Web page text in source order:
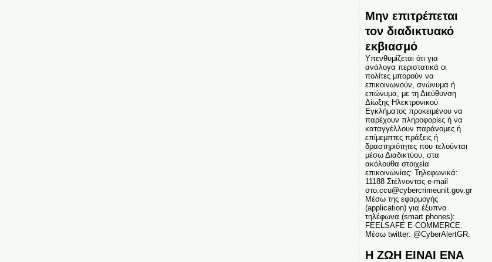
Μην επιτρέπεται
τον διαδικτυακό
εκβιασμό
Υπενθυμίζεται ότι για
ανάλογα περιστατικά οι
πολίτες μπορούν να
επικοινωνούν, ανώνυμα ή
επώνυμα, με τη Διεύθυνση
Δίωξης Ηλεκτρονικού
Εγκλήματος προκειμένου να
παρέχουν πληροφορίες ή να
καταγγέλλουν παράνομες ή
επίμεμπτες πράξεις ή
δραστηριότητες που τελούνται
μέσω Διαδικτύου, στα
ακόλουθα στοιχεία
επικοινωνίας: Τηλεφωνικά:
11188 Στέλνοντας e-mail
στο:ccu@cybercrimeunit.gov.gr
Μέσω της εφαρμογής
(application) για έξυπνα
τηλέφωνα (smart phones):
FEELSAFE E-COMMERCE.
Μέσω twitter: @CyberAlertGR.
Η ΖΩΗ ΕΙΝΑΙ ΕΝΑ